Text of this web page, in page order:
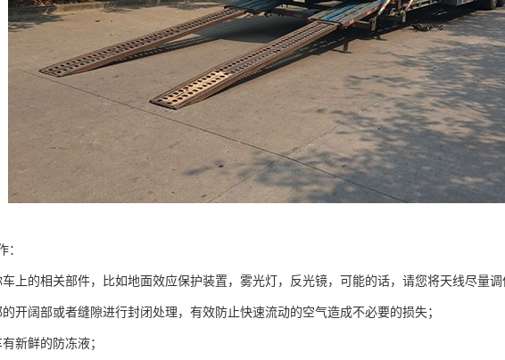
：
上的相关部件，比如地面效应保护装置，雾光灯，反光镜，可能的话，请您将天线尽量调
开阔部或者缝隙进行封闭处理，有效防止快速流动的空气造成不必要的损失；
新鲜的防冻液；